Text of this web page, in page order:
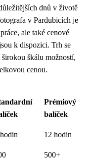
dnů v životě
v Pardubicích je
ale také cenové
k dispozici. Trh se
škálu možností,
cenou.
Prémiový
balíček
12 hodin
500+